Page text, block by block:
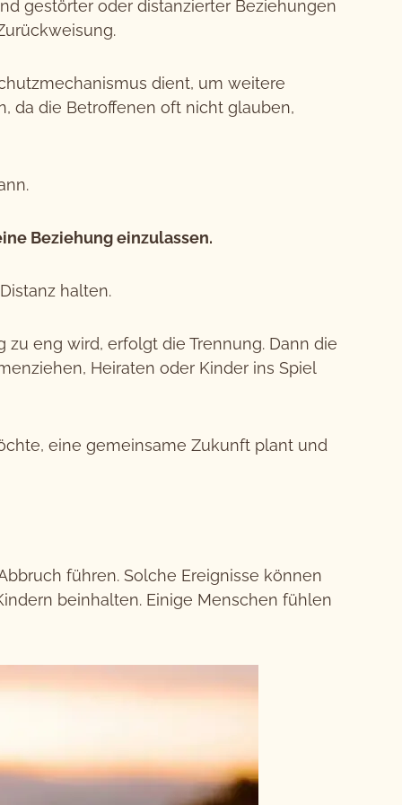
gestörter oder distanzierter Beziehungen
dient, um weitere
da die Betroffenen oft nicht glauben,
Beziehung einzulassen.
halten.
eng wird, erfolgt die Trennung. Dann die
Heiraten oder Kinder ins Spiel
eine gemeinsame Zukunft plant und
führen. Solche Ereignisse können
beinhalten. Einige Menschen fühlen